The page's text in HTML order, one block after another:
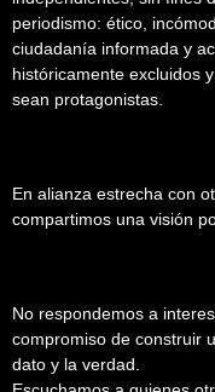
periodismo: ético,
ciudadanía informada y
históricamente excluidos
sean protagonistas.
En alianza estrecha con
compartimos una visión
No respondemos a
compromiso de construir
dato y la verdad.